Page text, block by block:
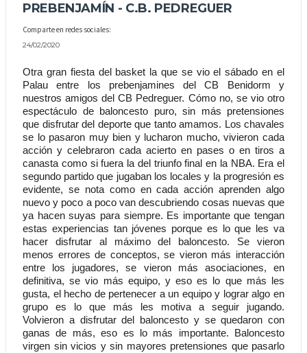
PREBENJAMÍN - C.B. PEDREGUER
Comparte en redes sociales:
24/02/2020
Otra gran fiesta del basket la que se vio el sábado en el
Palau entre los prebenjamines del CB Benidorm y
nuestros amigos del CB Pedreguer. Cómo no, se vio otro
espectáculo de baloncesto puro, sin más pretensiones
que disfrutar del deporte que tanto amamos. Los chavales
se lo pasaron muy bien y lucharon mucho, vivieron cada
acción y celebraron cada acierto en pases o en tiros a
canasta como si fuera la del triunfo final en la NBA. Era el
segundo partido que jugaban los locales y la progresión es
evidente, se nota como en cada acción aprenden algo
nuevo y poco a poco van descubriendo cosas nuevas que
ya hacen suyas para siempre. Es importante que tengan
estas experiencias tan jóvenes porque es lo que les va
hacer disfrutar al máximo del baloncesto. Se vieron
menos errores de conceptos, se vieron más interacción
entre los jugadores, se vieron más asociaciones, en
definitiva, se vio más equipo, y eso es lo que más les
gusta, el hecho de pertenecer a un equipo y lograr algo en
grupo es lo que más les motiva a seguir jugando.
Volvieron a disfrutar del baloncesto y se quedaron con
ganas de más, eso es lo más importante. Baloncesto
virgen sin vicios y sin mayores pretensiones que pasarlo